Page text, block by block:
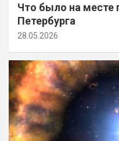
Что было на месте
Петербурга
28.05.2026